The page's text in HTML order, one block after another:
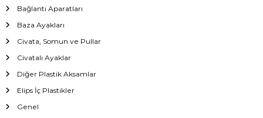
Bağlantı Aparatları
Baza Ayakları
Civata, Somun ve Pullar
Civatalı Ayaklar
Diğer Plastik Aksamlar
Elips İç Plastikler
Genel